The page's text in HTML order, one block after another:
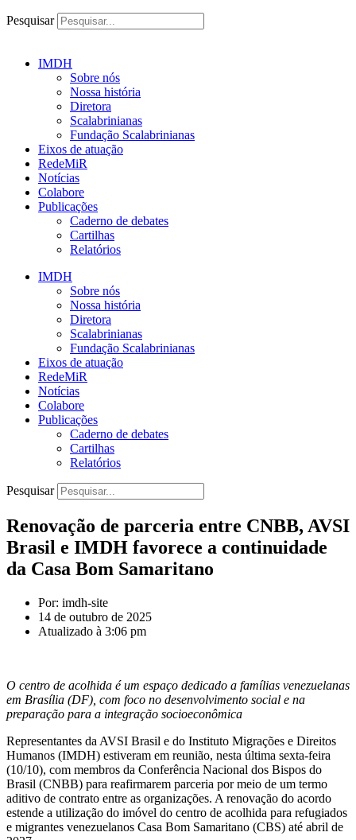
Pesquisar
IMDH
Sobre nós
Nossa história
Diretora
Scalabrinianas​
Fundação Scalabrinianas​
Eixos de atuação
RedeMiR
Notícias​
Colabore
Publicações
Caderno de debates
Cartilhas
Relatórios
IMDH
Sobre nós
Nossa história
Diretora
Scalabrinianas​
Fundação Scalabrinianas​
Eixos de atuação
RedeMiR
Notícias​
Colabore
Publicações
Caderno de debates
Cartilhas
Relatórios
Pesquisar
Renovação de parceria entre CNBB, AVSI
Brasil e IMDH favorece a continuidade
da Casa Bom Samaritano
Por: imdh-site
14 de outubro de 2025
Atualizado à 3:06 pm
O centro de acolhida é um espaço dedicado a famílias venezuelanas
em Brasília (DF), com foco no desenvolvimento social e na
preparação para a integração socioeconômica
Representantes da AVSI Brasil e do Instituto Migrações e Direitos
Humanos (IMDH) estiveram em reunião, nesta última sexta-feira
(10/10), com membros da Conferência Nacional dos Bispos do
Brasil (CNBB) para reafirmarem parceria por meio de um termo
aditivo de contrato entre as organizações. A renovação do acordo
estende a utilização do imóvel do centro de acolhida para refugiados
e migrantes venezuelanos Casa Bom Samaritano (CBS) até abril de